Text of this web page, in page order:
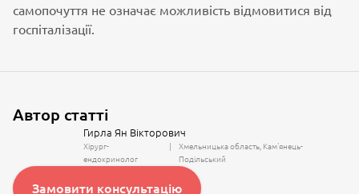
самопочуття не означає можливість відмовитися від
госпіталізації.
Автор статті
Гирла Ян Вікторович
Хірург-
ендокринолог
Хмельницька область Кам'янець-
Подільський
Замовити консультацію